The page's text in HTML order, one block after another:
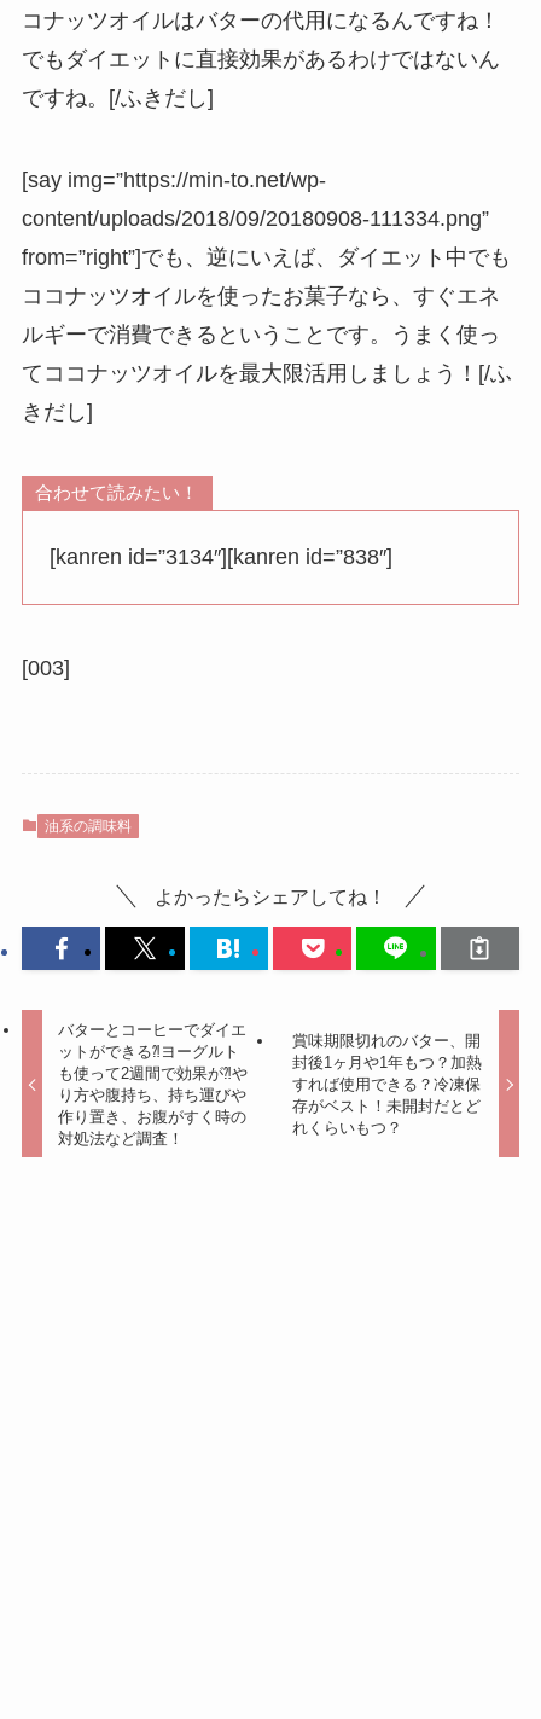
コナッツオイルはバターの代用になるんですね！
でもダイエットに直接効果があるわけではないん
ですね。[/ふきだし]
[say img=”https://min-to.net/wp-
content/uploads/2018/09/20180908-111334.png”
from=”right”]でも、逆にいえば、ダイエット中でも
ココナッツオイルを使ったお菓子なら、すぐエネ
ルギーで消費できるということです。うまく使っ
てココナッツオイルを最大限活用しましょう！[/ふ
きだし]
合わせて読みたい！
[kanren id=”3134″][kanren id=”838″]
[003]
油系の調味料
よかったらシェアしてね！
バターとコーヒーでダイエ
ットができる⁈ヨーグルト
も使って2週間で効果が⁈や
り方や腹持ち、持ち運びや
作り置き、お腹がすく時の
対処法など調査！
賞味期限切れのバター、開
封後1ヶ月や1年もつ？加熱
すれば使用できる？冷凍保
存がベスト！未開封だとど
れくらいもつ？